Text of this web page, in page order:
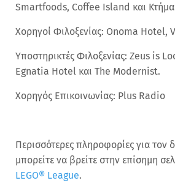
Smartfoods, Coffee Island και Κτήμα
Χορηγοί Φιλοξενίας: Onoma Hotel,
Υποστηρικτές Φιλοξενίας: Zeus is
Egnatia Hotel και The Modernist.
Χορηγός Επικοινωνίας: Plus Radio
Περισσότερες πληροφορίες για τον
μπορείτε να βρείτε στην επίσημη
LEGO® League.